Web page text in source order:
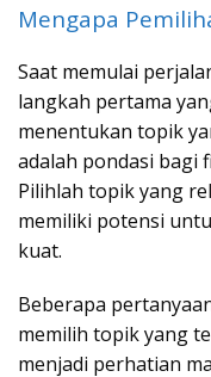
Mengapa
Saat memulai
langkah pertama
menentukan topik
adalah pondasi bagi
Pilihlah topik yang
memiliki potensi
kuat.
Beberapa
memilih topik yang
menjadi perhatian